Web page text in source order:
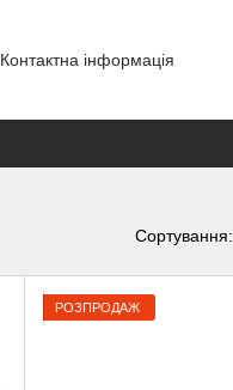
Контактна інформація
Сортування:
РОЗПРОДАЖ